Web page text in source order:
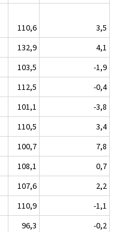
110,6
3,5
132,9
4,1
103,5
-1,9
112,5
-0,4
101,1
-3,8
110,5
3,4
100,7
7,8
108,1
0,7
107,6
2,2
110,9
-1,1
96,3
-0,2